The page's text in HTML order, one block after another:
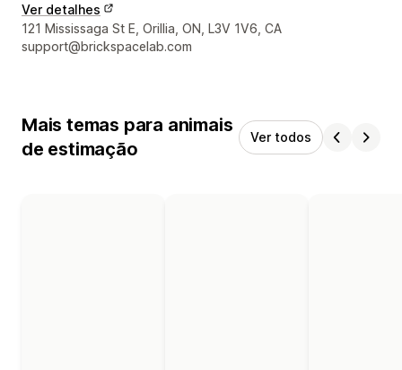
Ver detalhes
Detalhes de contacto do designer
121 Mississaga St E, Orillia, ON, L3V 1V6, CA
support@brickspacelab.com
Mais temas para animais
de estimação
Ver todos